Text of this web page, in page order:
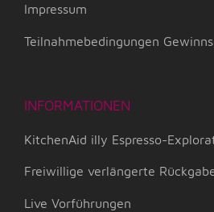
Impressum
Teilnahmebedingungen
INFORMATIONEN
KitchenAid illy Espresso-
Freiwillige verlängerte
Live Vorführungen